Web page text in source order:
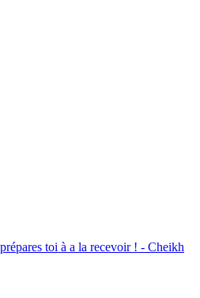
toi à a la recevoir ! - Cheikh